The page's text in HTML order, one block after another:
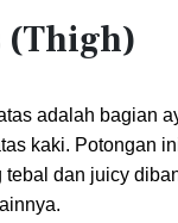
(Thigh)
adalah bagian
kaki. Potongan
dan juicy